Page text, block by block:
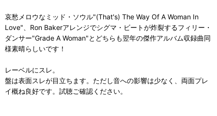
哀愁メロウなミッド・ソウル"(That's) The Way Of A Woman In
Love"、Ron Bakerアレンジでシグマ・ビートが炸裂するフィリー・
ダンサー"Grade A Woman"とどちらも翌年の傑作アルバム収録曲同
様素晴らしいです！
レーベルにスレ。
盤は表面スレが目立ちます。ただし音への影響は少なく、両面プレ
イ概ね良好です。試聴ご確認ください。